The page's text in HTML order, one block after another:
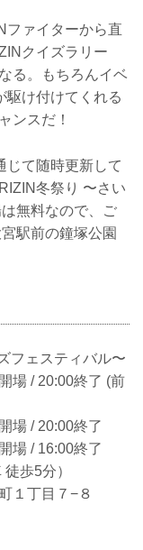
ファイターから直
クイズラリー
る。もちろんイベ
駆け付けてくれる
ンスだ！
じて随時更新して
冬祭り 〜さい
無料なので、ご
駅前の鐘塚公園
フェスティバル〜
場 / 20:00終了 (前
/ 20:00終了
/ 16:00終了
歩5分）
丁目７−８